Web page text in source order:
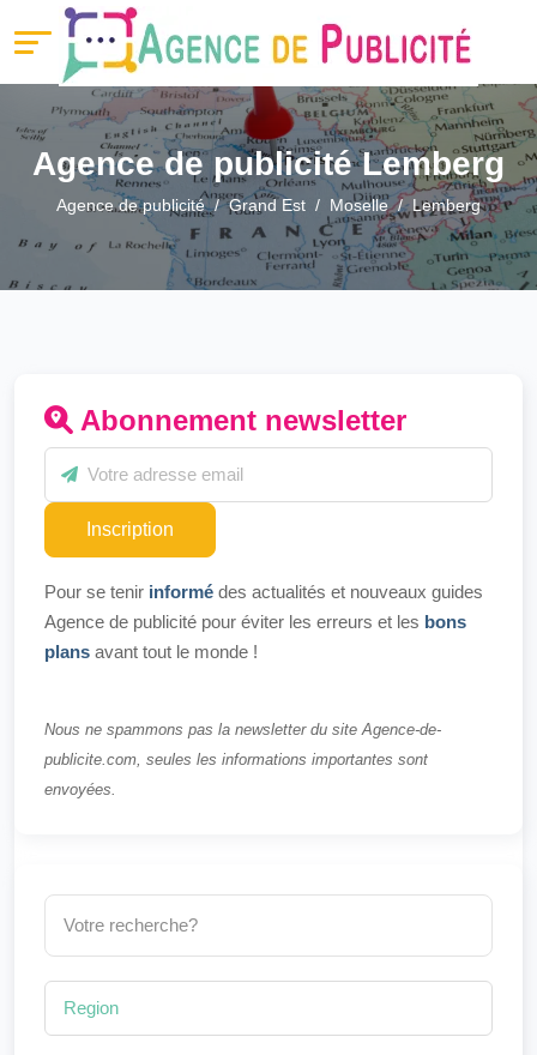
Agence de publicité Lemberg
Agence de publicité Grand Est Moselle Lemberg
Abonnement newsletter
Inscription
Pour se tenir informé des actualités et nouveaux guides
Agence de publicité pour éviter les erreurs et les bons
plans avant tout le monde !
Nous ne spammons pas la newsletter du site Agence-de-
publicite.com, seules les informations importantes sont
envoyées.